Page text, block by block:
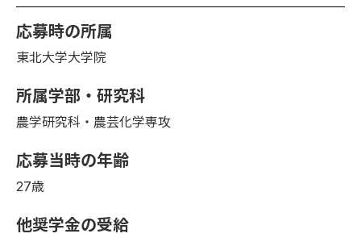
応募時の所属
東北大学大学院
所属学部・研究科
農学研究科・農芸化学専攻
応募当時の年齢
27歳
他奨学金の受給